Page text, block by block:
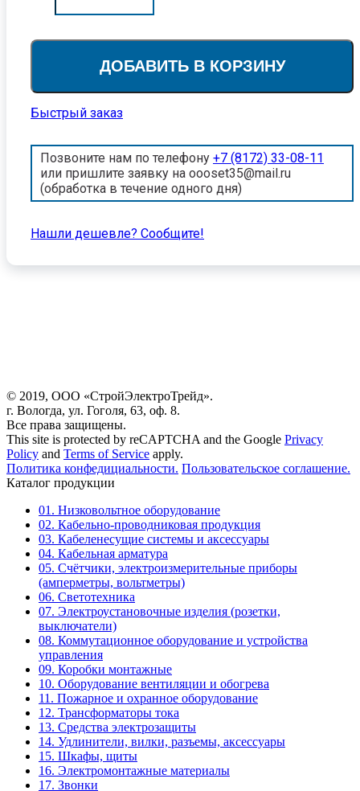
ДОБАВИТЬ В КОРЗИНУ
Быстрый заказ
Позвоните нам по телефону +7 (8172) 33-08-11
или пришлите заявку на oooset35@mail.ru
(обработка в течение одного дня)
Нашли дешевле? Cообщите!
© 2019, ООО «СтройЭлектроТрейд».
г. Вологда, ул. Гоголя, 63, оф. 8.
Все права защищены.
This site is protected by reCAPTCHA and the Google Privacy
Policy and Terms of Service apply.
Политика конфедициальности. Пользовательское соглашение.
Каталог продукции
01. Низковольтное оборудование
02. Кабельно-проводниковая продукция
03. Кабеленесущие системы и аксессуары
04. Кабельная арматура
05. Счётчики, электроизмерительные приборы
(амперметры, вольтметры)
06. Светотехника
07. Электроустановочные изделия (розетки,
выключатели)
08. Коммутационное оборудование и устройства
управления
09. Коробки монтажные
10. Оборудование вентиляции и обогрева
11. Пожарное и охранное оборудование
12. Трансформаторы тока
13. Средства электрозащиты
14. Удлинители, вилки, разъемы, аксессуары
15. Шкафы, щиты
16. Электромонтажные материалы
17. Звонки